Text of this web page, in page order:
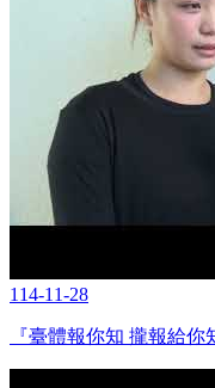
114-11-28
『臺體報你知 攏報給你